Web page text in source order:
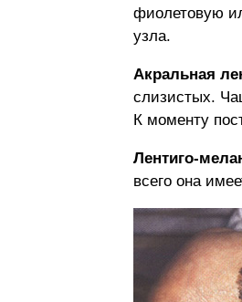
фиолетовую
узла.
Акральная
слизистых.
К моменту
Лентиго-
всего она